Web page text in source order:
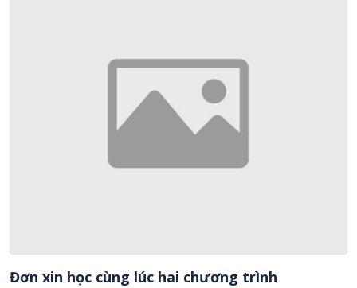
Đơn xin học cùng lúc hai chương trình